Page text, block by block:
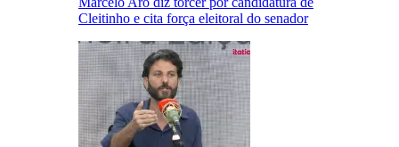
Cleitinho e cita força eleitoral do senador